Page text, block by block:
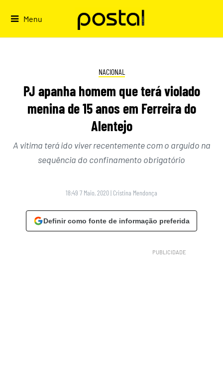
Menu
NACIONAL
PJ apanha homem que terá violado
menina de 15 anos em Ferreira do
Alentejo
A vitima terá ido viver recentemente com o arguido na
sequência do confinamento obrigatório
18:49 7 Maio, 2020| Cristina Mendonça
Definir como fonte de informação preferida